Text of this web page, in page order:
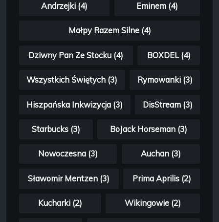
Andrzejki (4) Eminem (4)
Małpy Razem Silne (4)
Dziwny Pan Ze Stocku (4) BOXDEL (4)
Wszystkich Świętych (3) Rymowanki (3)
Hiszpańska Inkwizycja (3) DisStream (3)
Starbucks (3) BoJack Horseman (3)
Nowoczesna (3) Auchan (3)
Sławomir Mentzen (3) Prima Aprilis (2)
Kucharki (2) Wikingowie (2)